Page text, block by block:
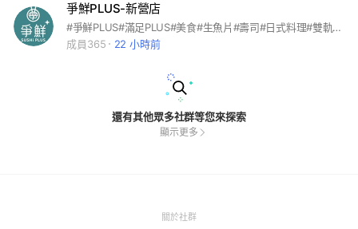
爭鮮PLUS-新營店
#爭鮮PLUS#滿足PLUS#美食#生魚片#壽司#日式料理#雙軌送餐
成員365
22 小時前
還有其他眾多社群等您來探索
顯示更多
關於社群(Open